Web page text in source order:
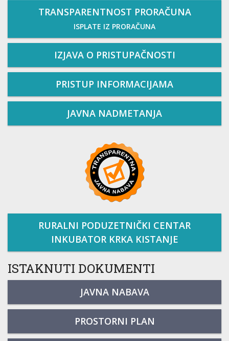
TRANSPARENTNOST PRORAČUNA
ISPLATE IZ PRORAČUNA
IZJAVA O PRISTUPAČNOSTI
PRISTUP INFORMACIJAMA
JAVNA NADMETANJA
RURALNI PODUZETNIČKI CENTAR
INKUBATOR KRKA KISTANJE
ISTAKNUTI DOKUMENTI
JAVNA NABAVA
PROSTORNI PLAN